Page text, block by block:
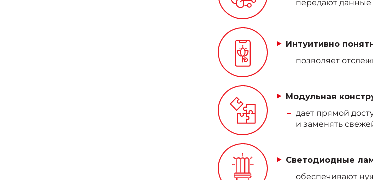
передают данные
Интуитивно
позволяет
Модульная
дает прямой
и заменять
Светодиодные
обеспечивают